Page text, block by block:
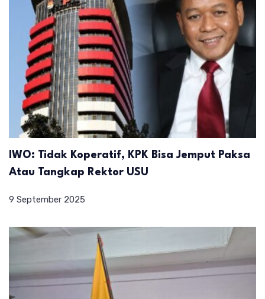
IWO: Tidak Koperatif, KPK Bisa Jemput Paksa
Atau Tangkap Rektor USU
9 September 2025